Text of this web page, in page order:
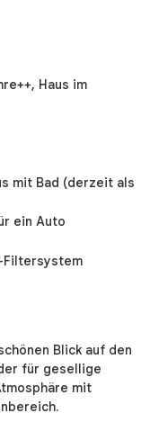
Haus im
mit Bad (derzeit als
ein Auto
Filtersystem
Blick auf den
für gesellige
mit